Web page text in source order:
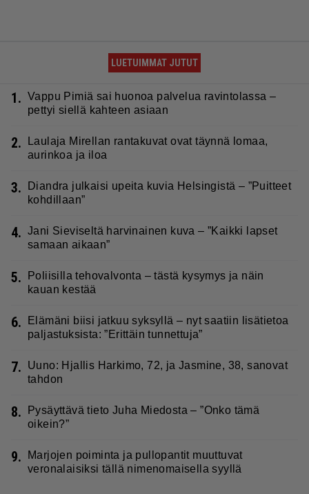
LUETUIMMAT JUTUT
1. Vappu Pimiä sai huonoa palvelua ravintolassa –
pettyi siellä kahteen asiaan
2.
Laulaja Mirellan rantakuvat ovat täynnä lomaa,
aurinkoa ja iloa
3.
Diandra julkaisi upeita kuvia Helsingistä – ”Puitteet
kohdillaan”
4. Jani Sieviseltä harvinainen kuva – ”Kaikki lapset
samaan aikaan”
5.
Poliisilla tehovalvonta – tästä kysymys ja näin
kauan kestää
6.
Elämäni biisi jatkuu syksyllä – nyt saatiin lisätietoa
paljastuksista: ”Erittäin tunnettuja”
7.
Uuno: Hjallis Harkimo, 72, ja Jasmine, 38, sanovat
tahdon
8.
Pysäyttävä tieto Juha Miedosta – ”Onko tämä
oikein?”
9.
Marjojen poiminta ja pullopantit muuttuvat
veronalaisiksi tällä nimenomaisella syyllä